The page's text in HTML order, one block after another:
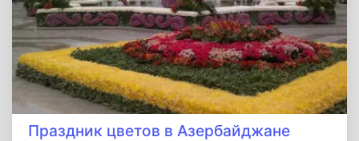
Праздник цветов в Азербайджане